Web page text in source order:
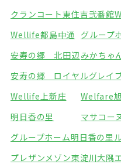
クランコート東住吉弐番館
Wellife都島中通
グループ
安寿の郷 北田辺 みかちゃ
安寿の郷 ロイヤルグレイ
Wellife上新庄
Welfare
明日香の里
マサコー
グループホーム明日香の里
プレザンメゾン東淀川大隅